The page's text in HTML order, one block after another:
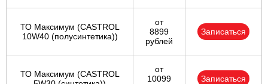
ТО Максимум (CASTROL
10W40 (полусинтетика))
от
8899
рублей
Записаться
ТО Максимум (CASTROL
от
10099
Записаться